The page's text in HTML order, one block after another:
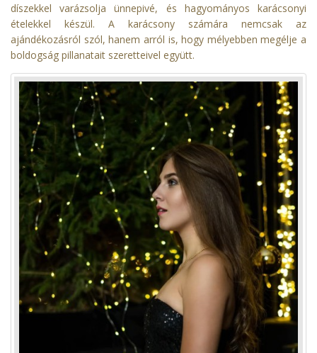
díszekkel varázsolja ünnepivé, és hagyományos karácsonyi
ételekkel készül. A karácsony számára nemcsak az
ajándékozásról szól, hanem arról is, hogy mélyebben megélje a
boldogság pillanatait szeretteivel együtt.